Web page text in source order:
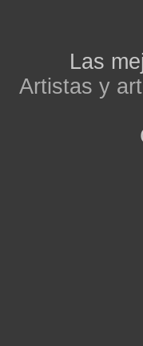
Las
Artistas y